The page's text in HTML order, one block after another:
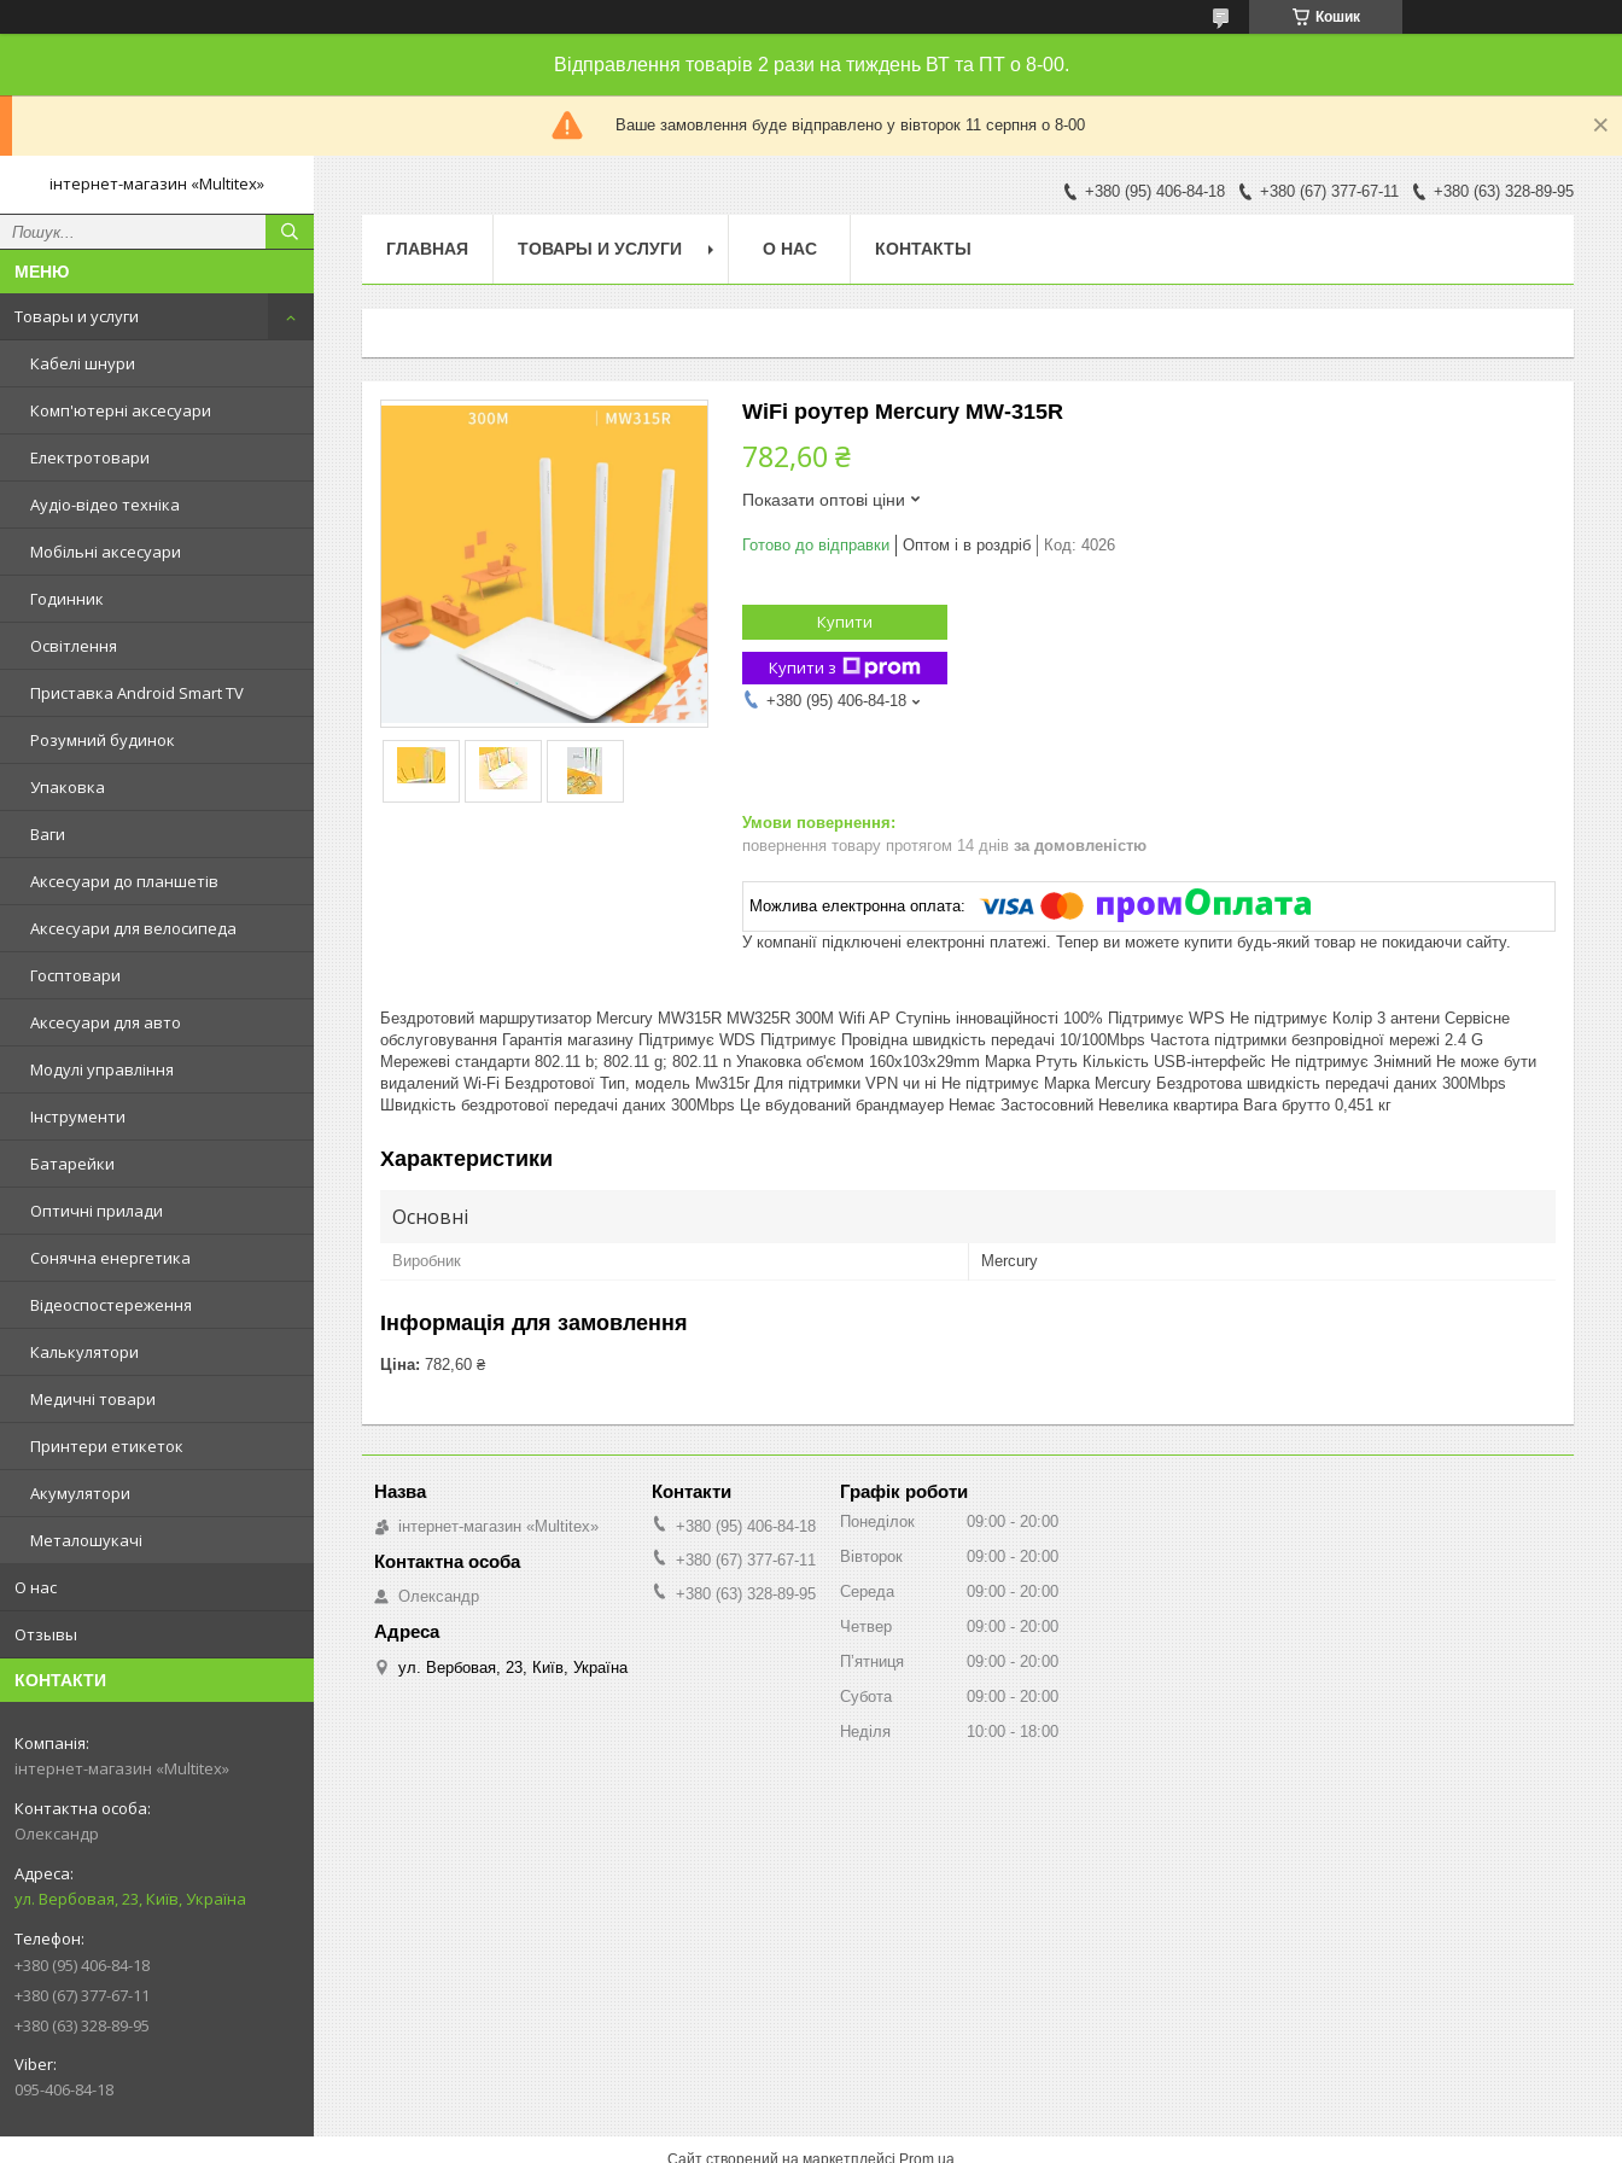
Кошик
Відправлення товарів 2 рази на тиждень ВТ та ПТ о 8-00.
Ваше замовлення буде відправлено у вівторок 11 серпня о 8-00
інтернет-магазин «Multitex»
Товары и услуги
Кабелі шнури
Комп'ютерні аксесуари
Електротовари
Аудіо-відео техніка
Мобільні аксесуари
Годинник
Освітлення
Приставка Android Smart TV
Розумний будинок
Упаковка
Ваги
Аксесуари до планшетів
Аксесуари для велосипеда
Госптовари
Аксесуари для авто
Модулі управління
Інструменти
Батарейки
Оптичні прилади
Сонячна енергетика
Відеоспостереження
Калькулятори
Медичні товари
Принтери етикеток
Акумулятори
Металошукачі
О нас
Отзывы
КОНТАКТИ
інтернет-магазин «Multitex»
Олександр
ул. Вербовая, 23, Київ, Україна
+380 (95) 406-84-18
+380 (67) 377-67-11
+380 (63) 328-89-95
095-406-84-18
+380 (95) 406-84-18 +380 (67) 377-67-11 +380 (63) 328-89-95
ГЛАВНАЯ ТОВАРЫ И УСЛУГИ О НАС КОНТАКТЫ
WiFi роутер Mercury MW-315R
782,60 ₴
Показати оптові ціни
Готово до відправки Оптом і в роздріб Код: 4026
Купити
Купити з
+380 (95) 406-84-18
повернення товару протягом 14 днів за домовленістю
У компанії підключені електронні платежі. Тепер ви можете купити будь-який товар не покидаючи сайту.
Бездротовий маршрутизатор Mercury MW315R MW325R 300M Wifi AP Ступінь інноваційності 100% Підтримує WPS Не підтримує Колір 3 антени Сервісне
обслуговування Гарантія магазину Підтримує WDS Підтримує Провідна швидкість передачі 10/100Mbps Частота підтримки безпровідної мережі 2.4 G
Мережеві стандарти 802.11 b; 802.11 g; 802.11 n Упаковка об'ємом 160x103x29mm Марка Ртуть Кількість USB-інтерфейс Не підтримує Знімний Не може бути
видалений Wi-Fi Бездротової Тип, модель Mw315r Для підтримки VPN чи ні Не підтримує Марка Mercury Бездротова швидкість передачі даних 300Mbps
Швидкість бездротової передачі даних 300Mbps Це вбудований брандмауер Немає Застосовний Невелика квартира Вага брутто 0,451 кг
Характеристики
Основні
Виробник Mercury
Інформація для замовлення
Ціна: 782,60 ₴
інтернет-магазин «Multitex»
Олександр
ул. Вербовая, 23, Київ, Україна
+380 (95) 406-84-18
+380 (67) 377-67-11
+380 (63) 328-89-95
Графік роботи
Понеділок 09:00
20:00
Вівторок
09:00
20:00
Середа
09:00
20:00
Четвер
09:00
20:00
Пʼятниця
09:00
20:00
Субота
09:00
20:00
Неділя
10:00 18:00
Сайт створений на маркетплейсі Prom.ua